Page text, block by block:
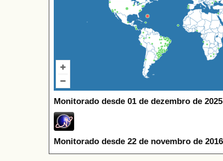
Monitorado desde 01 de dezembro de
Monitorado desde 22 de novembro de